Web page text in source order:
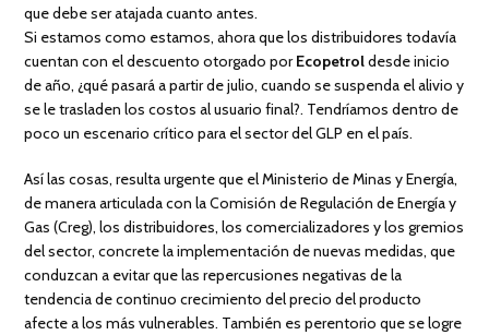
que debe ser atajada cuanto antes.
Si estamos como estamos, ahora que los distribuidores todavía
cuentan con el descuento otorgado porEcopetroldesde inicio
de año, ¿qué pasará a partir de julio, cuando se suspenda el alivio y
se le trasladen los costos al usuario final?. Tendríamos dentro de
poco un escenario crítico para el sector del GLP en el país.
Así las cosas, resulta urgente que el Ministerio de Minas y Energía,
de manera articulada con la Comisión de Regulación de Energía y
Gas (Creg), los distribuidores, los comercializadores y los gremios
del sector, concrete la implementación de nuevas medidas, que
conduzcan a evitar que las repercusiones negativas de la
tendencia de continuo crecimiento del precio del producto
afecte a los más vulnerables. También es perentorio que se logre